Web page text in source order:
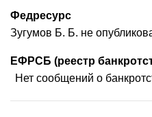
Федресурс
Зугумов Б. Б. не
ЕФРСБ (реестр
Нет сообщений о